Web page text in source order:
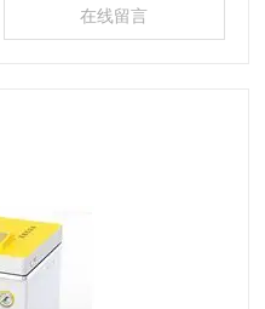
在线留言